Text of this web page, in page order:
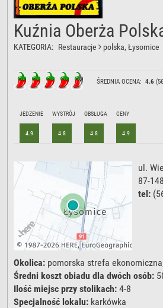
Kuźnia Oberża
KATEGORIA: Restauracje polska, Łysomice
ŚREDNIA OCENA:4.6 (56
JEDZENIE
4.9
WYSTRÓJ
4.8
OBSŁUGA
4.8
CENY
4.9
ul.
87-148
tel:
Okolica: pomorska strefa
Średni koszt obiadu dla dwóch osób:
Ilość miejsc przy stolikach: 4-8
Specjalność lokalu: karkówka